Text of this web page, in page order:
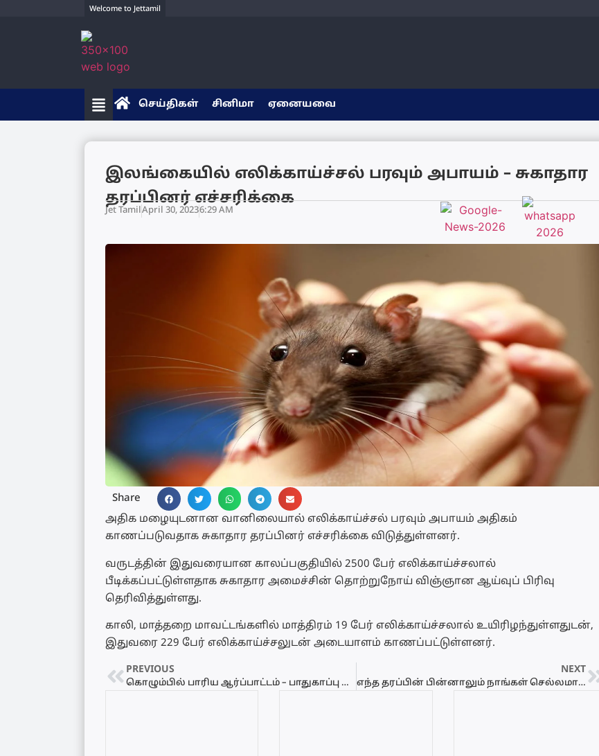
Welcome to Jettamil
செய்திகள் சினிமா ஏனையவை
இலங்கையில் எலிக்காய்ச்சல் பரவும் அபாயம் – சுகாதார
தரப்பினர் எச்சரிக்கை
Jet TamilApril 30, 20236:29 AM
Share
அதிக மழையுடனான வானிலையால் எலிக்காய்ச்சல் பரவும் அபாயம் அதிகம்
காணப்படுவதாக சுகாதார தரப்பினர் எச்சரிக்கை விடுத்துள்ளனர்.
வருடத்தின் இதுவரையான காலப்பகுதியில் 2500 பேர் எலிக்காய்ச்சலால்
பீடிக்கப்பட்டுள்ளதாக சுகாதார அமைச்சின் தொற்றுநோய் விஞ்ஞான ஆய்வுப் பிரிவு
தெரிவித்துள்ளது.
காலி, மாத்தறை மாவட்டங்களில் மாத்திரம் 19 பேர் எலிக்காய்ச்சலால் உயிரிழந்துள்ளதுடன்,
இதுவரை 229 பேர் எலிக்காய்ச்சலுடன் அடையாளம் காணப்பட்டுள்ளனர்.
PREVIOUS
கொழும்பில் பாரிய ஆர்ப்பாட்டம் – பாதுகாப்பு கடைமையில் பொலிஸார்
NEXT
எந்த தரப்பின் பின்னாலும் நாங்கள் செல்லமாட்டோம் என்கிறார் முன்னாள் ஜனாதிபதி மைத்திரி